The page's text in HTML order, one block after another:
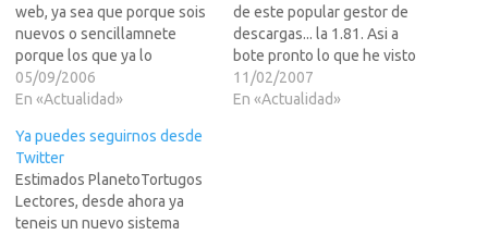
web, ya sea que porque sois
nuevos o sencillamnete
porque los que ya lo
conociais no habeis tenido
tiempo... que es la leche de
3 Gb. en disco duro) sus dire
que lo…
05/09/2006
En «Actualidad»
de este popular gestor de
descargas... la 1.81. Asi a
bote pronto lo que he visto
es que puede bajar cosas de
BitTorrent y bastante bien y
11/02/2007
En «Actualidad»
Ya puedes seguirnos desde
Twitter
Estimados PlanetoTortugos
Lectores, desde ahora ya
teneis un nuevo sistema